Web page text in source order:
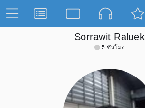
Sorrawit Raluek
5 ชั่วโมง